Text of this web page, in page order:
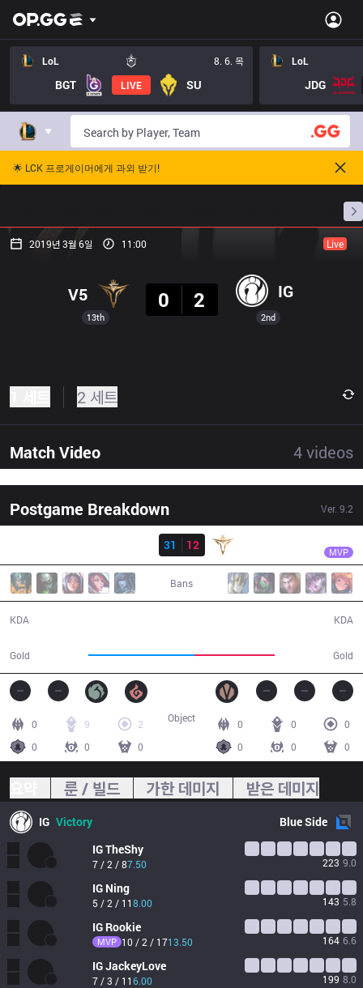
LoL 8. 6. 목
BGT LIVE SU
LoL
JDG
🌟 LCK 프로게이머에게 과외 받기!
프로빌
2019년 3월 6일 11:00 Live
13th
V5
0
2 IG
2nd
2 세트
Match Video 4videos
Postgame Breakdown Ver. 9.2
31
12 MVP
Bans
KDA
Gold Gold
KDA
0 9
2
0
0 0
0 0
0
0
0 0
Object
룬 / 빌드 가한 데미지 받은 데미지
IG Victory BlueSide
IGTheShy
7 / 2 / 87.50 223 9.0
IG Ning
5 / 2 / 118.00 143 5.8
IG Rookie
MVP 10 / 2 / 1713.50 164 6.6
IGJackeyLove
7 / 3 / 116.00 199 8.0